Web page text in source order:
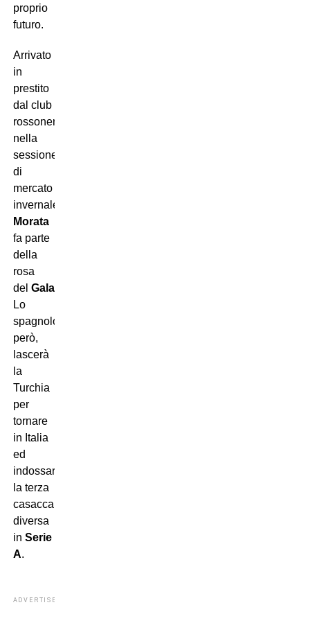
proprio
futuro.
Arrivato
in
prestito
dal club
rossonero
nella
sessione
di
mercato
invernale,
Morata
fa parte
della
rosa
del Galatasaray
Lo
spagnolo,
però,
lascerà
la
Turchia
per
tornare
in Italia
ed
indossare
la terza
casacca
diversa
in Serie
A.
ADVERTISEMENT